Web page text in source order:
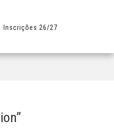
Inscrições 26/27